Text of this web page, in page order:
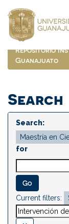
navigation
Repositorio
Guanajuato
Search
Search:
for
Current filters: